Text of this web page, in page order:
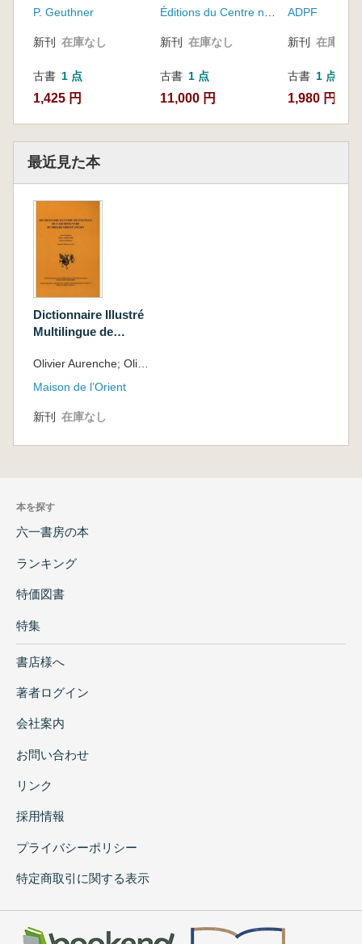
P. Geuthner
新刊 在庫なし
古書 1 点
1,425 円
protohistoriques de
direction de Jean
Éditions du Centre national de la recherche scientifique
新刊 在庫なし
古書 1 点
11,000 円
ADPF
新刊 在庫なし
古書 1 点
1,980 円
最近見た本
Dictionnaire Illustré
Multilingue de
Proche Orient
Ancien
Maison de l’Orient
新刊 在庫なし
本を探す
六一書房の本
ランキング
特価図書
特集
書店様へ
著者ログイン
会社案内
お問い合わせ
リンク
採用情報
プライバシーポリシー
特定商取引に関する表示